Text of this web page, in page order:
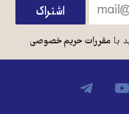
بامقررات حریم خصوصی